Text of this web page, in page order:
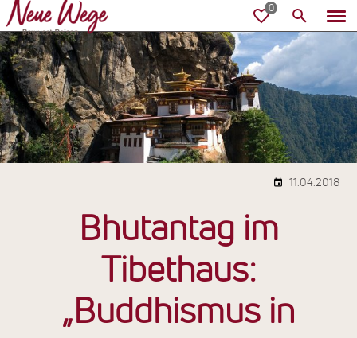
11.04.2018
Bhutantag im
Tibethaus:
„Buddhismus in